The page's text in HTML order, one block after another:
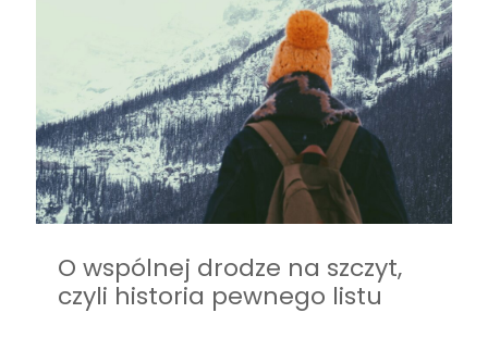
O wspólnej drodze na szczyt,
czyli historia pewnego listu